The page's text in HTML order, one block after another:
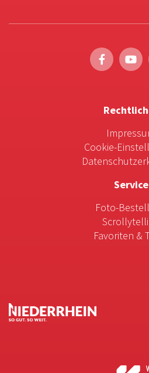
Cookie-
Service
Foto-
Favoriten &